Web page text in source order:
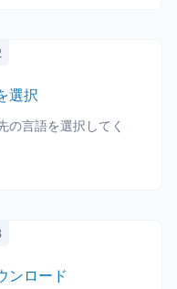
選択
の言語を選択してく
ンロード